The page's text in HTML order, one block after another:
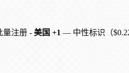
量注册 - 美国 +1 — 中性标识（